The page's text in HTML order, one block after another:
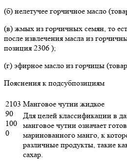
(б) нелетучее горчичное масло
(в) жмых из горчичных семян, то
после извлечения масла из
позиция 2306 );
(г) эфирное масло из горчицы
Пояснения к подсубпозициям
2103
90
100
0
Манговое чутни жидкое
Для целей классификации в
манговое чутни означает
маринованного манго, к
различные продукты, такие
сахар.